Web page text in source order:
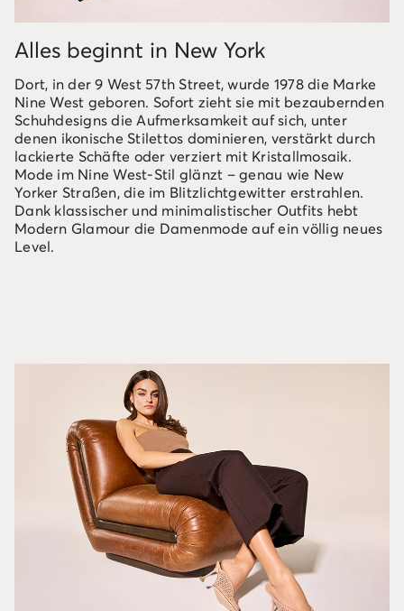
Alles beginnt in New York
Dort, in der 9 West 57th Street, wurde 1978 die Marke
Nine West geboren. Sofort zieht sie mit bezaubernden
Schuhdesigns die Aufmerksamkeit auf sich, unter
denen ikonische Stilettos dominieren, verstärkt durch
lackierte Schäfte oder verziert mit Kristallmosaik.
Mode im Nine West-Stil glänzt – genau wie New
Yorker Straßen, die im Blitzlichtgewitter erstrahlen.
Dank klassischer und minimalistischer Outfits hebt
Modern Glamour die Damenmode auf ein völlig neues
Level.